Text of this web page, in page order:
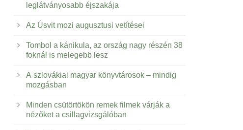
leglátványosabb éjszakája
Az Úsvit mozi augusztusi vetítései
Tombol a kánikula, az ország nagy részén 38
foknál is melegebb lesz
A szlovákiai magyar könyvtárosok – mindig
mozgásban
Minden csütörtökön remek filmek várják a
nézőket a csillagvizsgálóban